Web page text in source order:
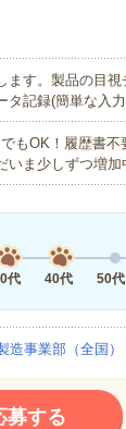
ます。製品の目
タ記録(簡単な入
もOK！履歴書
いま少しずつ増
代 40代 50代
事業部（全国）
募する